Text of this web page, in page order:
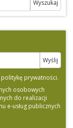
politykę prywatności.
osobowych
do realizacji
e-usług publicznych